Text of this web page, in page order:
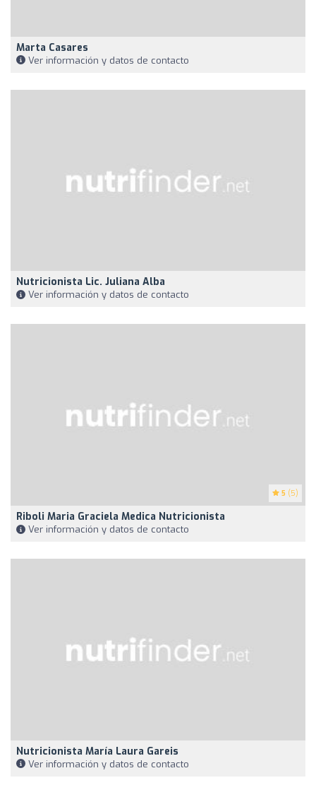
Marta Casares
Ver información y datos de contacto
Nutricionista Lic. Juliana Alba
Ver información y datos de contacto
5 (5)
Riboli Maria Graciela Medica Nutricionista
Ver información y datos de contacto
Nutricionista María Laura Gareis
Ver información y datos de contacto